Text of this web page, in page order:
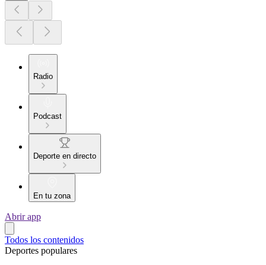
Radio
Podcast
Deporte en directo
En tu zona
Abrir app
Todos los contenidos
Deportes populares